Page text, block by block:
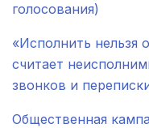
голосования)
«Исполнить нельзя
считает
звонков и
Общественная